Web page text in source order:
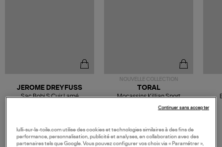
JEROME DREYFUSS
Sac Bobi S Cuir Lamé
NOUVELLE COLLECTION
189,00 €
TORAL
Mocassins Killian Sport
lulli-sur-la-toile.com utilise des cookies et technologies similaires à des fins de
performance, personnalisation, publicité et analyses, en collaboration avec des
partenaires tels que Google. Vous pouvez configurer vos choix via « Paramétrer »,
Continuer sans accepter